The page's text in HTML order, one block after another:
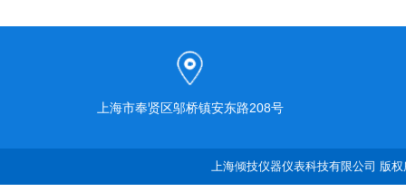
上海市奉贤区邬桥镇安东路208号
上海倾技仪器仪表科技有限公司 版